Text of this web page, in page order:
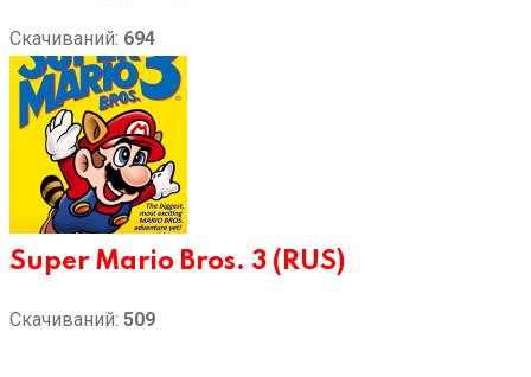
Скачиваний: 694
Super Mario Bros. 3 (RUS)
Скачиваний: 509